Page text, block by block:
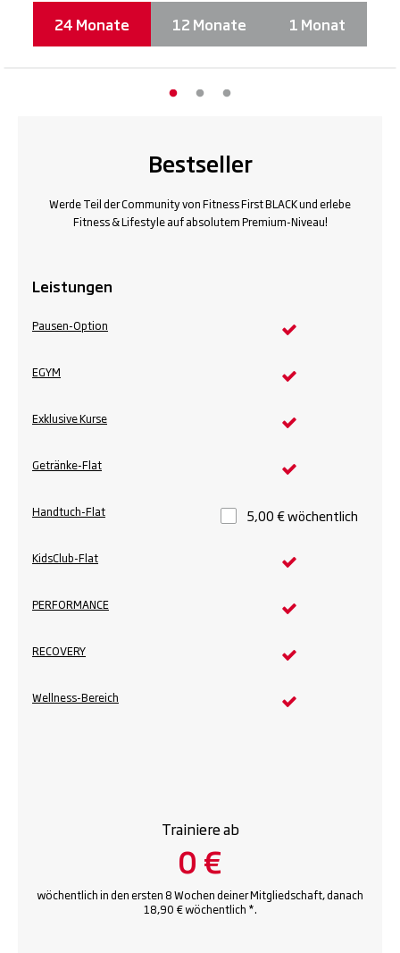
24 Monate 12 Monate 1 Monat
Bestseller
Werde Teil der Community von Fitness First BLACK und erlebe
Fitness & Lifestyle auf absolutem Premium-Niveau!
Leistungen
Pausen-Option
EGYM
Exklusive Kurse
Getränke-Flat
Handtuch-Flat
KidsClub-Flat
PERFORMANCE
RECOVERY
Wellness-Bereich
5,00 € wöchentlich
Trainiere ab
0 €
wöchentlich in den ersten 8 Wochen deiner Mitgliedschaft, danach
18,90 € wöchentlich *.